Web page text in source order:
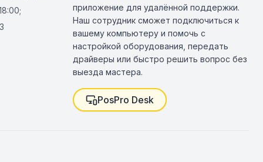
приложение для удалённой поддержки.
Наш сотрудник сможет подключиться к
вашему компьютеру и помочь с
настройкой оборудования, передать
драйверы или быстро решить вопрос без
выезда мастера.
PosPro Desk